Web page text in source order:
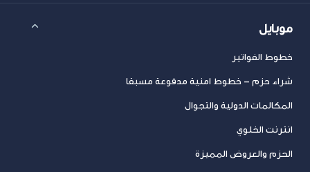
موبايل
خطوط الفواتير
شراء حزم – خطوط امنية مدفوعة مسبقا
المكالمات الدولية والتجوال
انترنت الخلوي
الحزم والعروض المميزة